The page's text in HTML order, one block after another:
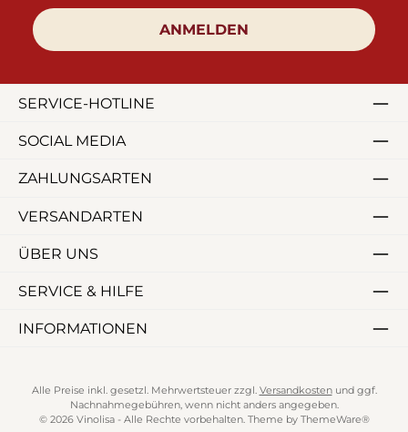
ANMELDEN
SERVICE-HOTLINE
SOCIAL MEDIA
ZAHLUNGSARTEN
VERSANDARTEN
ÜBER UNS
SERVICE & HILFE
INFORMATIONEN
Alle Preise inkl. gesetzl. Mehrwertsteuer zzgl. Versandkostenund ggf.
Nachnahmegebühren, wenn nicht anders angegeben.
© 2026 Vinolisa - Alle Rechte vorbehalten. Theme by ThemeWare®